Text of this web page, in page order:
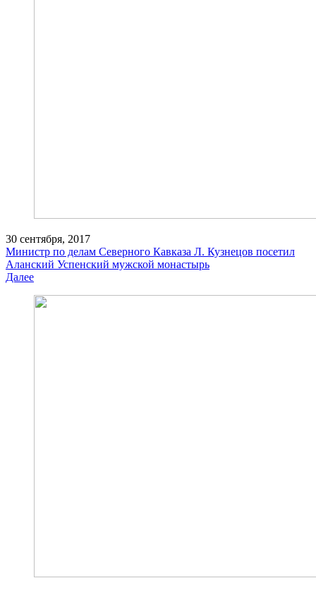
30 сентября, 2017
Министр по делам Северного Кавказа Л. Кузнецов посетил
Аланский Успенский мужской монастырь
Далее